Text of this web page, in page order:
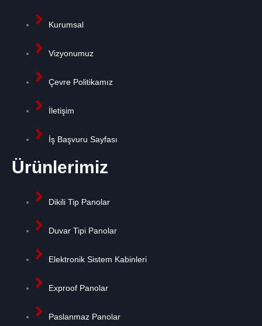
Kurumsal
Vizyonumuz
Çevre Politikamız
İletişim
İş Başvuru Sayfası
Ürünlerimiz
Dikili Tip Panolar
Duvar Tipi Panolar
Elektronik Sistem Kabinleri
Exproof Panolar
Paslanmaz Panolar